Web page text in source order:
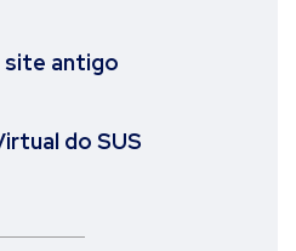
site antigo
do SUS